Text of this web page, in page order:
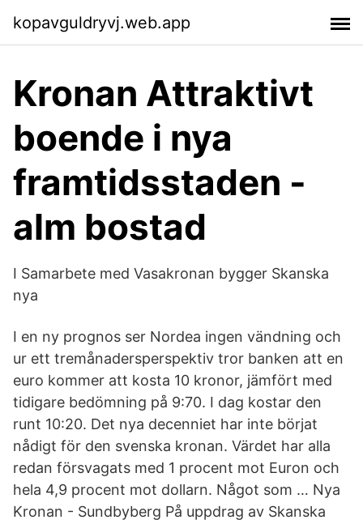
kopavguldryvj.web.app
Kronan Attraktivt
boende i nya
framtidsstaden -
alm bostad
I Samarbete med Vasakronan bygger Skanska
nya
I en ny prognos ser Nordea ingen vändning och
ur ett tremånadersperspektiv tror banken att en
euro kommer att kosta 10 kronor, jämfört med
tidigare bedömning på 9:70. I dag kostar den
runt 10:20. Det nya decenniet har inte börjat
nådigt för den svenska kronan. Värdet har alla
redan försvagats med 1 procent mot Euron och
hela 4,9 procent mot dollarn. Något som … Nya
Kronan - Sundbyberg På uppdrag av Skanska